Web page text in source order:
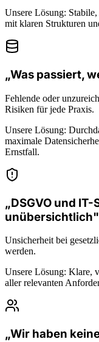
Unsere Lösung:
mit klaren Strukturen
„Was passiert,
Fehlende oder
Risiken für jede Praxis.
Unsere Lösung:
maximale
Ernstfall.
„DSGVO und
unübersichtlich"
Unsicherheit bei
werden.
Unsere Lösung: Klare,
aller relevanten
„Wir haben